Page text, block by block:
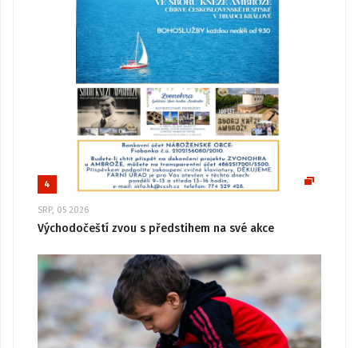
4
SRP, 05 2026
Východočeští zvou s předstihem na své akce